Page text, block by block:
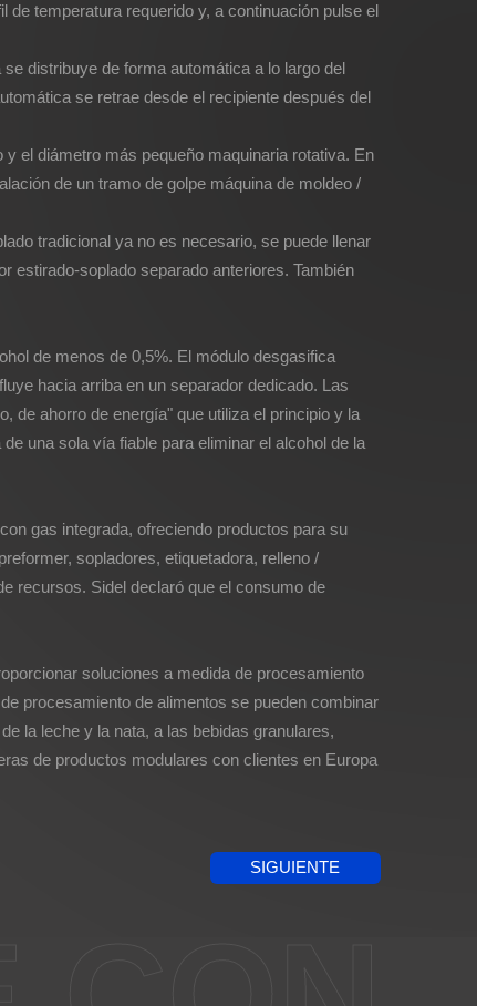
temperatura requerido y, a continuación pulse el
distribuye de forma automática a lo largo del
se retrae desde el recipiente después del
el diámetro más pequeño maquinaria rotativa. En
de un tramo de golpe máquina de moldeo /
tradicional ya no es necesario, se puede llenar
estirado-soplado separado anteriores. También
de menos de 0,5%. El módulo desgasifica
hacia arriba en un separador dedicado. Las
de ahorro de energía" que utiliza el principio y la
una sola vía fiable para eliminar el alcohol de la
gas integrada, ofreciendo productos para su
sopladores, etiquetadora, relleno /
recursos. Sidel declaró que el consumo de
soluciones a medida de procesamiento
procesamiento de alimentos se pueden combinar
la leche y la nata, a las bebidas granulares,
de productos modulares con clientes en Europa
SIGUIENTE